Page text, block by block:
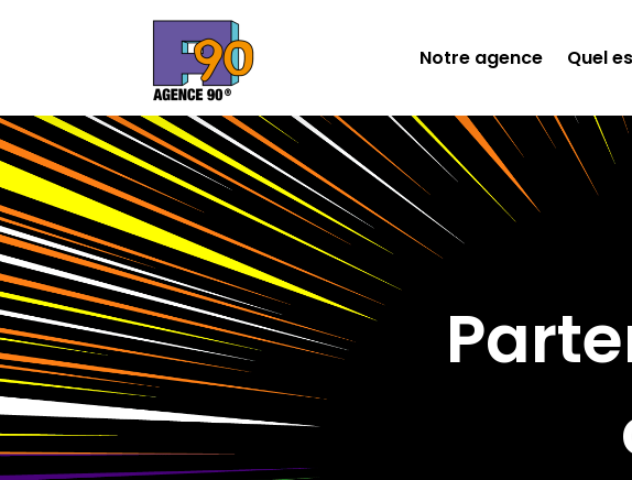
Notre agence Quel